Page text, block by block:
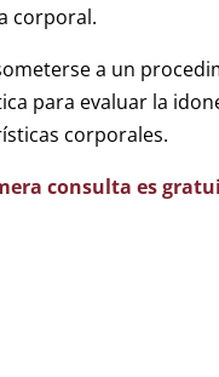
corporal.
a un
para evaluar la
corporales.
consulta es